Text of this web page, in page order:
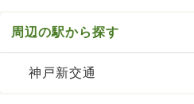
周辺の駅から探す
神戸新交通